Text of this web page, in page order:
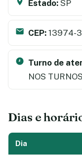
Estado: SP
CEP: 13974-
Turno de
NOS
Dias e
Dia